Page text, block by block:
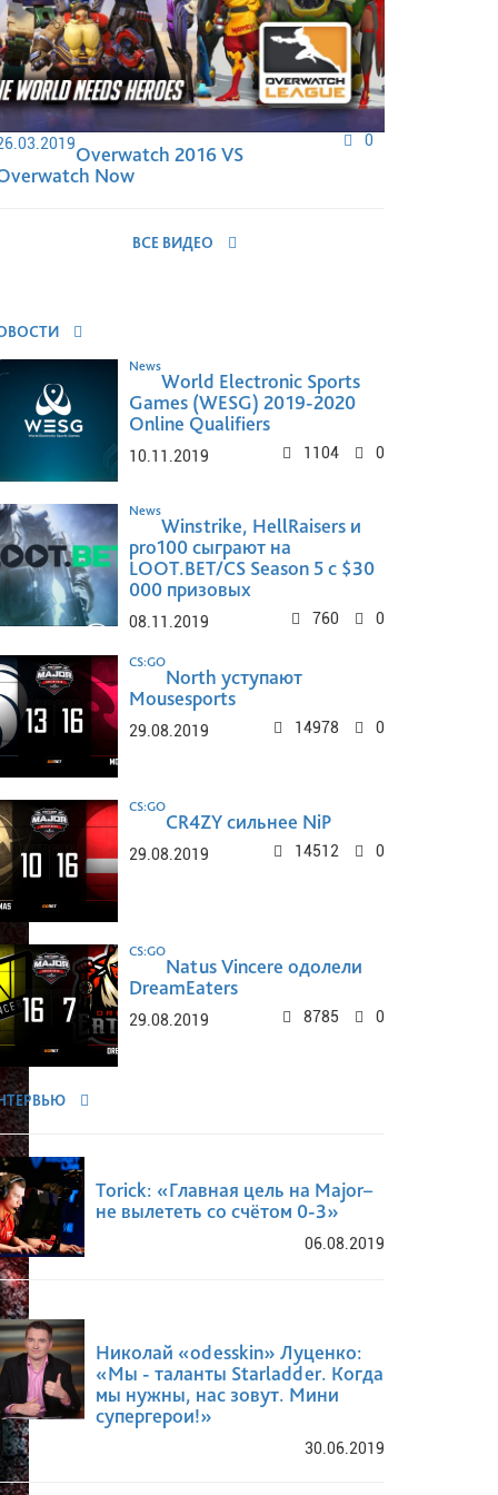
0
Overwatch 2016 VS
Now
ВСЕ ВИДЕО
News
World Electronic Sports
Games (WESG) 2019-2020
Online Qualifiers
10.11.2019 0
1104
News
Winstrike, HellRaisers и
pro100 сыграют на
LOOT.BET/CS Season 5 с $30
000 призовых
08.11.2019 0
760
CS:GO
North уступают
Mousesports
29.08.2019 0
14978
CS:GO
CR4ZY сильнее NiP
29.08.2019 0
14512
CS:GO
Natus Vincere одолели
DreamEaters
29.08.2019 0
8785
Torick: «Главная цель на Major–
не вылететь со счётом 0-3»
06.08.2019
Николай «odesskin» Луценко:
«Мы - таланты Starladder. Когда
мы нужны, нас зовут. Мини
супергерои!»
30.06.2019